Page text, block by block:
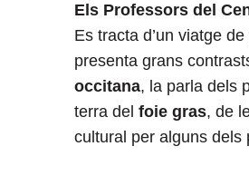
Els Professors del
Es tracta d’un viatge
presenta grans
occitana, la parla dels
terra del foie gras, de
cultural per alguns dels